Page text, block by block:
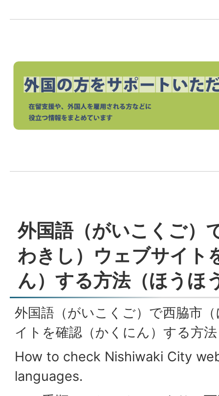
外国語（がいこくご）
わきし）ウェブサイト
ん）する方法（ほうほ
外国語（がいこくご）で西脇市
イトを確認（かくにん）する方
How to check Nishiwaki City
languages.